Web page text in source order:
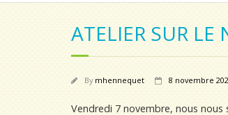
ATELIER SUR LE
By mhennequet 8 novembre
Vendredi 7 novembre, nous